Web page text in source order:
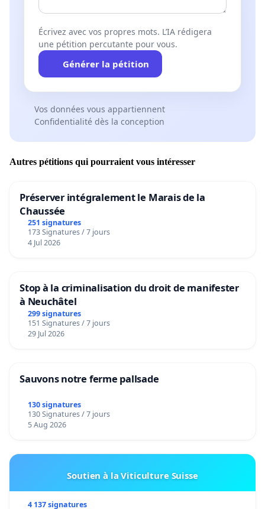
Écrivez avec vos propres mots. L’IA rédigera
une pétition percutante pour vous.
Générer la pétition
Vos données vous appartiennent
Confidentialité dès la conception
Autres pétitions qui pourraient vous intéresser
Préserver intégralement le Marais de la
Chaussée
251 signatures
173 Signatures / 7 jours
4 Jul 2026
Stop à la criminalisation du droit de manifester
à Neuchâtel
299 signatures
151 Signatures / 7 jours
29 Jul 2026
Sauvons notre ferme pallsade
130 signatures
130 Signatures / 7 jours
5 Aug 2026
Soutien à la Viticulture Suisse
4 137 signatures